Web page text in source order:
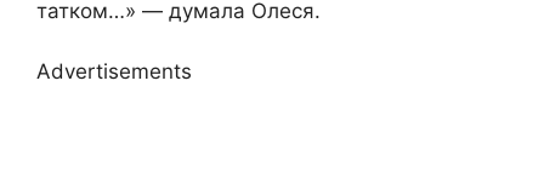
татком…» — думала Олеся.
Advertisements